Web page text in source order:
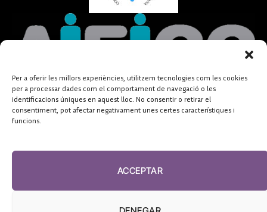
Per a oferir les millors experiències, utilitzem tecnologies com les cookies
per a processar dades com el comportament de navegació o les
identificacions úniques en aquest lloc. No consentir o retirar el
consentiment, pot afectar negativament unes certes característiques i
funcions.
ACCEPTAR